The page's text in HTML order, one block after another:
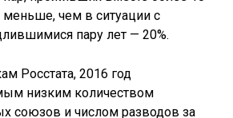
меньше, чем в ситуации с
пару лет — 20%.
Росстата, 2016 год
низким количеством
союзов и числом разводов за